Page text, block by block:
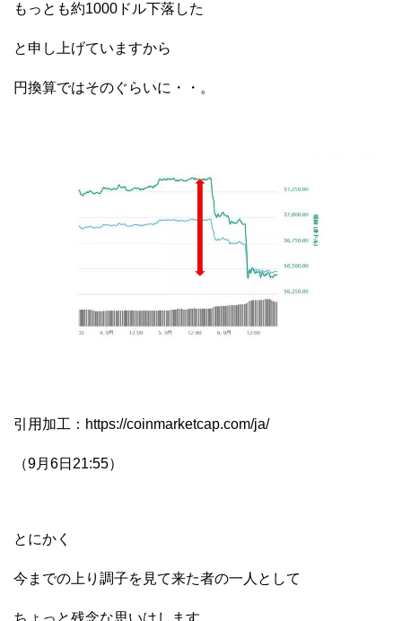
もっとも約1000ドル下落した
と申し上げていますから
円換算ではそのぐらいに・・。
引用加工：https://coinmarketcap.com/ja/
（9月6日21:55）
とにかく
今までの上り調子を見て来た者の一人として